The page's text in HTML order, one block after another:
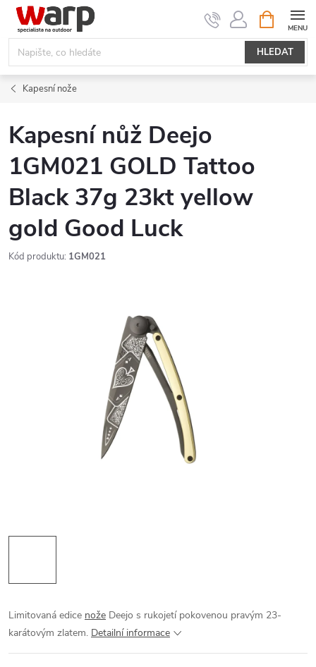
Přejít
obsah
HLEDAT
NÁKUPNÍ
KOŠÍK
Kapesní nože
Kapesní nůž Deejo
1GM021 GOLD Tattoo
Black 37g 23kt yellow
gold Good Luck
Kód produktu: 1GM021
Limitovaná edice nože Deejo s rukojetí pokovenou pravým 23-
karátovým zlatem. Detailní informace